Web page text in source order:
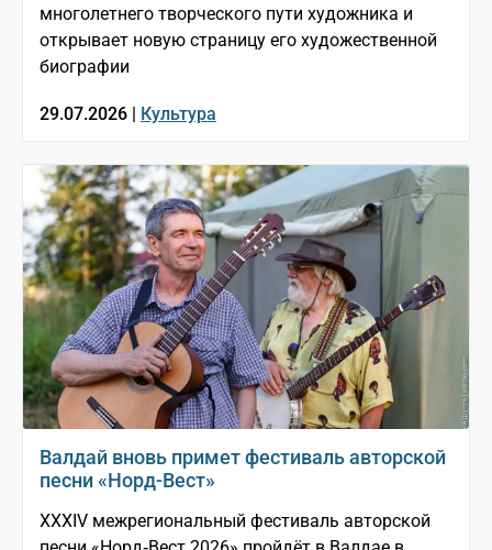
многолетнего творческого пути художника и
открывает новую страницу его художественной
биографии
29.07.2026 | Культура
Валдай вновь примет фестиваль авторской
песни «Норд-Вест»
XXXIV межрегиональный фестиваль авторской